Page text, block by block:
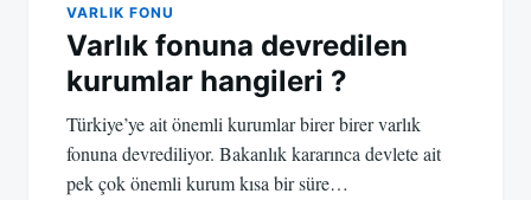
VARLIK FONU
Varlık fonuna devredilen
kurumlar hangileri ?
Türkiye’ye ait önemli kurumlar birer birer varlık
fonuna devrediliyor. Bakanlık kararınca devlete ait
pek çok önemli kurum kısa bir süre…